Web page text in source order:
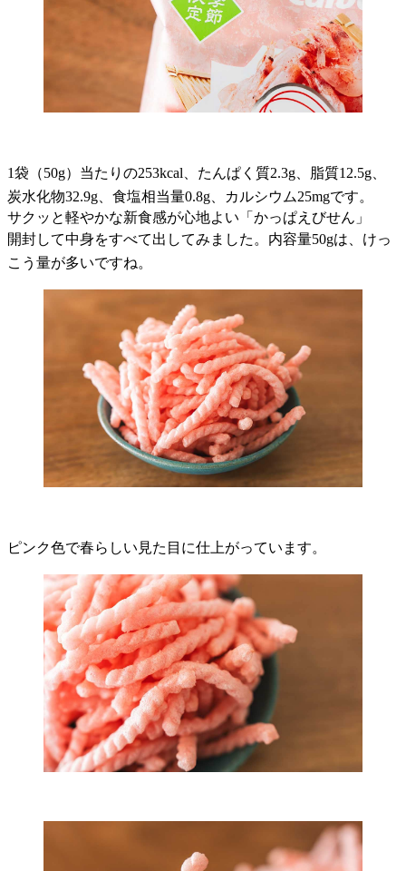
1袋（50g）当たりの253kcal、たんぱく質2.3g、脂質12.5g、
炭水化物32.9g、食塩相当量0.8g、カルシウム25mgです。
サクッと軽やかな新食感が心地よい「かっぱえびせん」
開封して中身をすべて出してみました。内容量50gは、けっ
こう量が多いですね。
ピンク色で春らしい見た目に仕上がっています。